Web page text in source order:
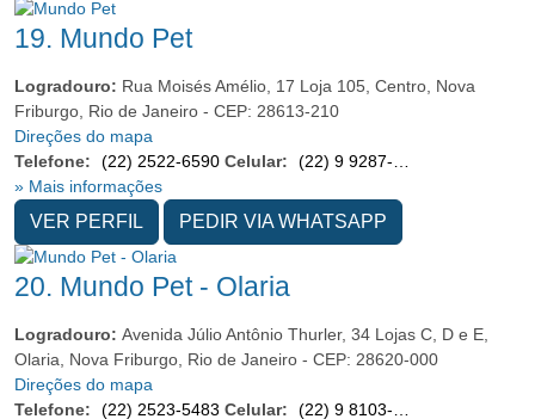
19. Mundo Pet
Logradouro: Rua Moisés Amélio, 17 Loja 105, Centro, Nova
Friburgo, Rio de Janeiro - CEP: 28613-210
Direções do mapa
Telefone:
(22) 2522-6590 Celular:
» Mais informações
VER PERFIL PEDIR VIA WHATSAPP
20. Mundo Pet - Olaria
Logradouro: Avenida Júlio Antônio Thurler, 34 Lojas C, D e E,
Olaria, Nova Friburgo, Rio de Janeiro - CEP: 28620-000
Direções do mapa
Telefone:
(22) 2523-5483 Celular: